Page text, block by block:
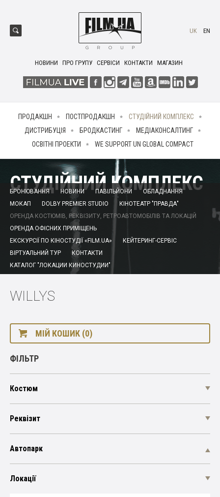
НОВИНИ ПРО ГРУПУ СЕРВІСИ КОНТАКТИ МАГАЗИН
UK EN
ПРОДАКШН ПОСТПРОДАКШН
СТУДІЙНИЙ КОМПЛЕКС
ДИСТРИБУЦІЯ
БРОДКАСТИНГ
МЕДІАКОНСАЛТИНГ
ОСВІТНІ ПРОЕКТИ
WE SUPPORT UN GLOBAL COMPACT
СТУДІЙНИЙ КОМПЛЕКС
БРОНЮВАННЯ НОВИНИ ПАВІЛЬЙОНИ
ОБЛАДНАННЯ
МОКАП
DOLBY PREMIER STUDIO
КІНОТЕАТР "ПРАВДА"
ОРЕНДА КОСТЮМІВ, РЕКВІЗИТУ, РЕТРОАВТОМОБІЛІВ ТА ЛОКАЦІЙ
ОРЕНДА ОФІСНИХ ПРИМІЩЕНЬ
ЕКСКУРСІЇ ПО КІНОСТУДІЇ «FILM.UA»
КЕЙТЕРИНГ-СЕРВІС
ВІРТУАЛЬНИЙ ТУР
КОНТАКТИ
КАТАЛОГ "ЛОКАЦИИ КИНОСТУДИИ"
WILLYS
МІЙ КОШИК (0)
ФІЛЬТР
Костюм
Реквізит
Автопарк
Локації